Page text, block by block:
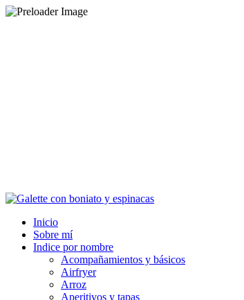
Inicio
Sobre mí
Indice por nombre
Acompañamientos y básicos
Airfryer
Arroz
Aperitivos y tapas